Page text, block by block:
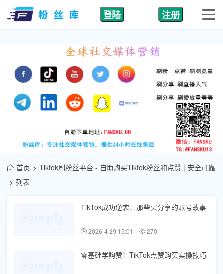
登陆 注册
首页
Tiktok刷粉丝平台 - 自助购买Tiktok粉丝和点赞 | 安全可靠
列表
TikTok成功逆袭：那些买分享的账号故事
2026-4-29 15:01 270
零基础学购赞！TikTok点赞购买实操技巧